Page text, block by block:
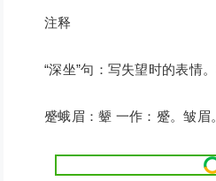
注释
“深坐”句：写失望时的表情。
蹙蛾眉：颦 一作：蹙。皱眉。